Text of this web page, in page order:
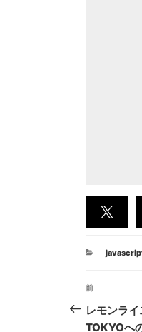
カ
投
稿
前
の
投
前
レモンラ
TOKYOへ